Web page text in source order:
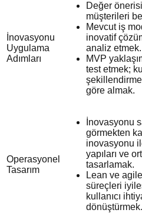
İnovasyonu
Uygulama
Adımları
Değer
müşterileri
Mevcut iş
inovatif
analiz etmek.
MVP
test etmek;
göre almak.
Operasyonel
Tasarım
İnovasyonu
görmekten
inovasyonu
yapıları ve
tasarlamak.
Lean ve
süreçleri
kullanıcı
dönüştürmek.